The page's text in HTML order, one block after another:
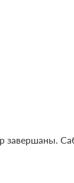
завершаны.